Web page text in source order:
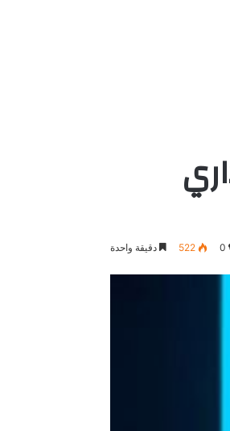
0
522 دقيقة واحدة